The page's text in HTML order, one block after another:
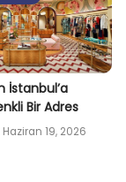
İstanbul’a
Bir Adres
Haziran 19, 2026